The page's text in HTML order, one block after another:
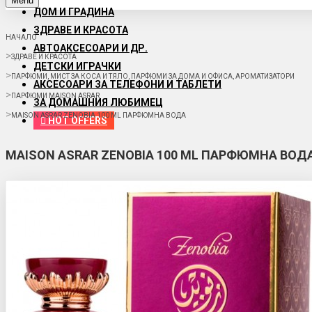
ДОМ И ГРАДИНА
ЗДРАВЕ И КРАСОТА
АВТОАКСЕСОАРИ И ДР.
ДЕТСКИ ИГРАЧКИ
АКСЕСОАРИ ЗА ТЕЛЕФОНИ И ТАБЛЕТИ
ЗА ДОМАШНИЯ ЛЮБИМЕЦ
HOT OFFERS
НАЧАЛО
ЗДРАВЕ И КРАСОТА
ПАРФЮМИ, МИСТ ЗА КОСА И ТЯЛО, ПАРФЮМИ ЗА ДОМА И ОФИСА, АРОМАТИЗАТОРИ
ПАРФЮМИ MAISON ASRAR
MAISON ASRAR ZENOBIA 100 ML ПАРФЮМНА ВОДА
MAISON ASRAR ZENOBIA 100 ML ПАРФЮМНА